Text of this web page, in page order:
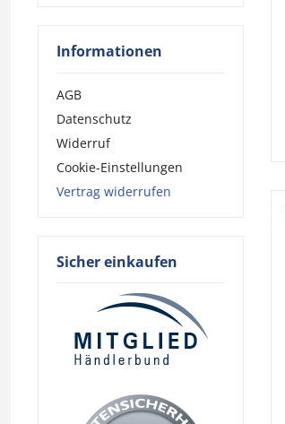
Informationen
AGB
Datenschutz
Widerruf
Cookie-Einstellungen
Vertrag widerrufen
Sicher einkaufen